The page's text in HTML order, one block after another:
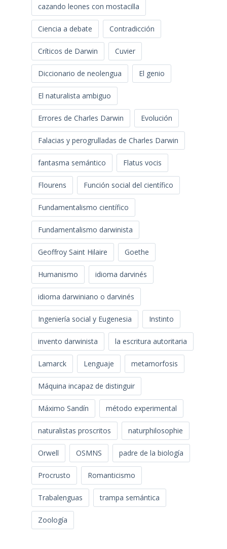
cazando leones con mostacilla
Ciencia a debate Contradicción
Críticos de Darwin Cuvier
Diccionario de neolengua El genio
El naturalista ambiguo
Errores de Charles Darwin Evolución
Falacias y perogrulladas de Charles Darwin
fantasma semántico Flatus vocis
Flourens Función social del científico
Fundamentalismo científico
Fundamentalismo darwinista
Geoffroy Saint Hilaire Goethe
Humanismo idioma darvinés
idioma darwiniano o darvinés
Ingeniería social y Eugenesia Instinto
invento darwinista la escritura autoritaria
Lamarck Lenguaje metamorfosis
Máquina incapaz de distinguir
Máximo Sandín método experimental
naturalistas proscritos naturphilosophie
Orwell OSMNS padre de la biología
Procrusto Romanticismo
Trabalenguas trampa semántica
Zoología